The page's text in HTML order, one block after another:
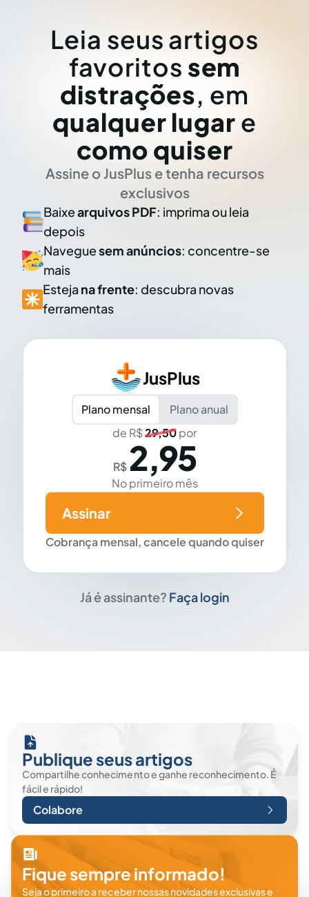
Leia seus artigos
favoritos sem
distrações, em
qualquer lugar e
como quiser
Assine o JusPlus e tenha recursos
exclusivos
Baixearquivos PDF: imprima ou leia
depois
Naveguesem anúncios: concentre-se
mais
Esteja na frente: descubra novas
ferramentas
JusPlus
Plano mensal
Plano anual
de R$29,50por
R$ 2,95
No primeiro mês
Cobrança mensal, cancele quando quiser
Assinar
Já é assinante? Faça login
Publique seus artigos
Compartilhe conhecimento e ganhe reconhecimento. É
fácil e rápido!
Colabore
Fique sempre informado!
Seja o primeiro a receber nossas novidades exclusivas e